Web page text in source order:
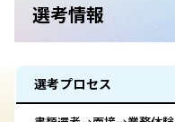
選考情報
選考プロセス